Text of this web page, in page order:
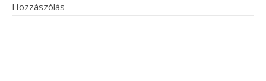
Hozzászólás